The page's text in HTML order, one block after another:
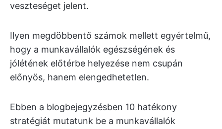
veszteséget jelent.
Ilyen megdöbbentő számok mellett egyértelmű,
hogy a munkavállalók egészségének és
jólétének előtérbe helyezése nem csupán
előnyös, hanem elengedhetetlen.
Ebben a blogbejegyzésben 10 hatékony
stratégiát mutatunk be a munkavállalók